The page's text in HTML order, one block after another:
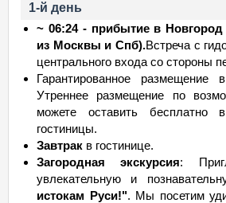
1-й день
~ 06:24 - прибытие в Новгород
из Москвы и Спб).Встреча с
центрального входа со стороны
Гарантированное размещение
Утреннее размещение по
можете оставить бесплатно
гостиницы.
Завтрак в гостинице.
Загородная экскурсия:
увлекательную и
истокам Руси!". Мы посетим